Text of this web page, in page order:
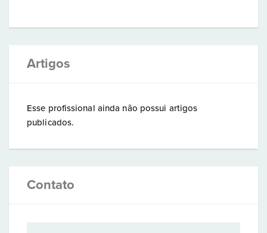
Artigos
Esse profissional ainda não possui artigos
publicados.
Contato